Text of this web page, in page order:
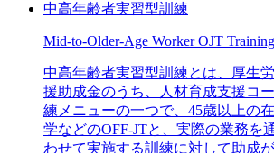
中高年齢者実習型訓練
Mid-to-Older-Age Worker OJT
中高年齢者実習型訓練とは、厚生
援助成金のうち、人材育成支援コ
練メニューの一つで、45歳以上の
学などのOFF-JTと、実際の業務を
わせて実施する訓練に対して助成